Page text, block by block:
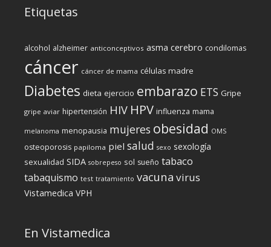
Etiquetas
alcohol alzheimer anticonceptivos asma cerebro condilomas
cáncer cáncer de mama células madre
Diabetes dieta ejercicio embarazo ETS Gripe
gripe aviar hipertensión HIV HPV influenza mama
melanoma menopausia mujeres obesidad OMS
osteoporosis papiloma piel salud sexo sexología
sexualidad SIDA sobrepeso sol sueño tabaco
tabaquismo test tratamiento vacuna virus
Vistamedica VPH
En Vistamedica